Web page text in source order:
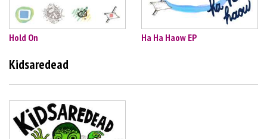
Hold On Ha Ha Haow EP
Kidsaredead